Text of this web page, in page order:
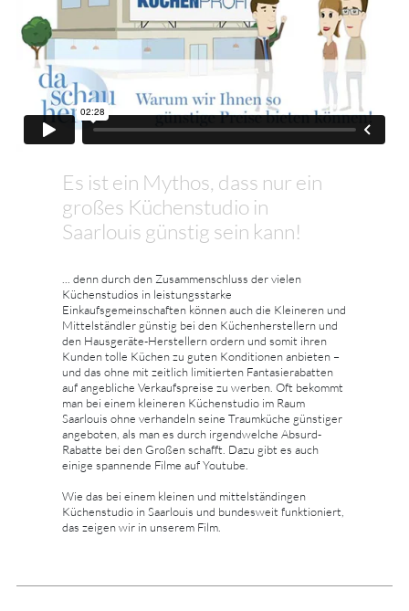
Es ist ein Mythos, dass nur ein
großes Küchenstudio in
Saarlouis günstig sein kann!
... denn durch den Zusammenschluss der vielen
Küchenstudios in leistungsstarke
Einkaufsgemeinschaften können auch die Kleineren und
Mittelständler günstig bei den Küchenherstellern und
den Hausgeräte-Herstellern ordern und somit ihren
Kunden tolle Küchen zu guten Konditionen anbieten –
und das ohne mit zeitlich limitierten Fantasierabatten
auf angebliche Verkaufspreise zu werben. Oft bekommt
man bei einem kleineren Küchenstudio im Raum
Saarlouis ohne verhandeln seine Traumküche günstiger
angeboten, als man es durch irgendwelche Absurd-
Rabatte bei den Großen schafft. Dazu gibt es auch
einige spannende Filme auf Youtube.
Wie das bei einem kleinen und mittelständingen
Küchenstudio in Saarlouis und bundesweit funktioniert,
das zeigen wir in unserem Film.